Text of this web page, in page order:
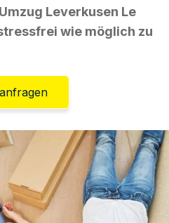
Leverkusen Le
wie möglich zu